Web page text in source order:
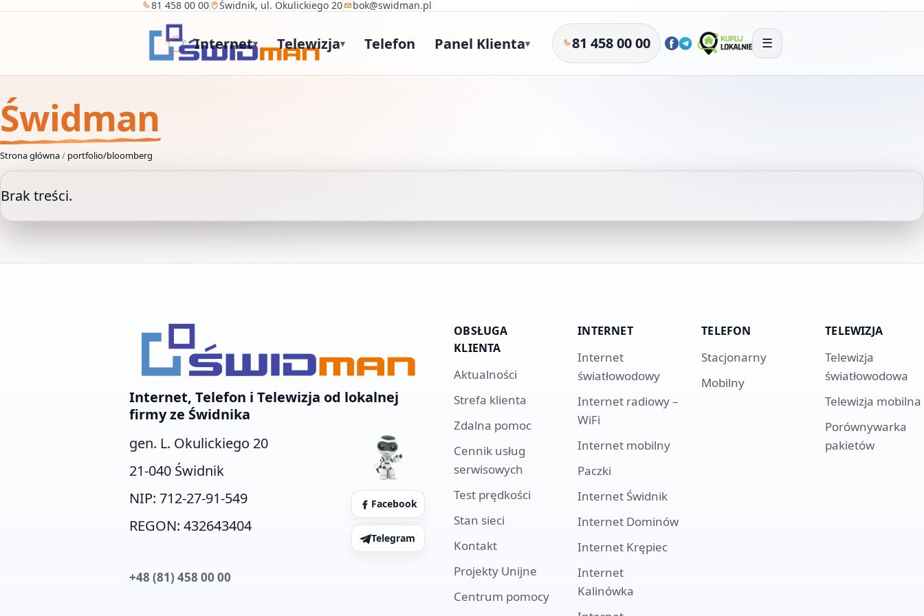
81 458 00 00 Świdnik, ul. Okulickiego 20 bok@swidman.pl
Internet▾ Telewizja▾ Telefon Panel Klienta▾ 81 458 00 00 ☰
Świdman
Strona główna/ portfolio/bloomberg
Brak treści.
Internet, Telefon i Telewizja od lokalnej
firmy ze Świdnika
gen. L. Okulickiego 20
21-040 Świdnik
NIP: 712-27-91-549
REGON: 432643404
Facebook
Telegram
+48 (81) 458 00 00
OBSŁUGA
KLIENTA
Aktualności
Strefa klienta
Zdalna pomoc
Cennik usług
serwisowych
Test prędkości
Stan sieci
Kontakt
Projekty Unijne
Centrum pomocy
INTERNET
Internet
światłowodowy
Internet radiowy –
WiFi
Internet mobilny
Paczki
Internet Świdnik
Internet Dominów
Internet Krępiec
Internet
Kalinówka
TELEFON
Stacjonarny
Mobilny
TELEWIZJA
Telewizja
światłowodowa
Telewizja mobilna
Porównywarka
pakietów